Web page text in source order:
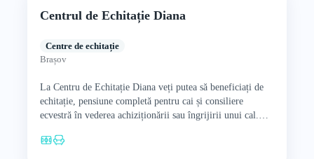
Centrul de Echitație Diana
Centre de echitație
Brașov
La Centru de Echitație Diana veți putea să beneficiați de
echitație, pensiune completă pentru cai și consiliere
ecvestră în vederea achiziționării sau îngrijirii unui cal.